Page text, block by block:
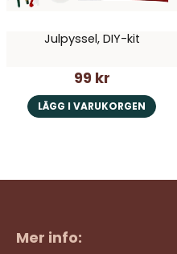
Julpyssel, DIY-kit
99 kr
LÄGG I VARUKORGEN
Mer info: